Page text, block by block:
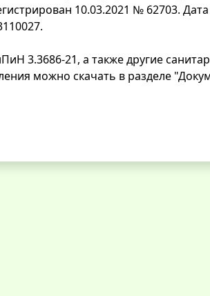
10.03.2021 № 62703.
3.3686-21, а также другие
можно скачать в разделе